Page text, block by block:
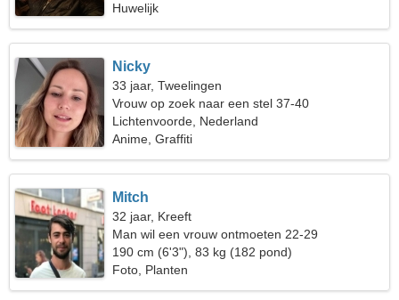
Huwelijk
Nicky
33 jaar, Tweelingen
Vrouw op zoek naar een stel 37-40
Lichtenvoorde, Nederland
Anime, Graffiti
Mitch
32 jaar, Kreeft
Man wil een vrouw ontmoeten 22-29
190 cm (6'3"), 83 kg (182 pond)
Foto, Planten